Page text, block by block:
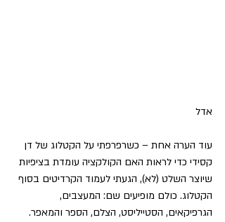
אדל
עוד הערה אחת – כשרפרפתי על הקטלוג של דן
קסידי כדי לראות האם הקולקציה עומדת בציפיות
שיוצר השלט (לא), הגעתי לעמוד הקרדיטים בסוף
הקטלוג. כולם מופיעים שם: המעצבים,
הגרפיקאים, הסטייליסט, הצלם, הספר והמאפר.